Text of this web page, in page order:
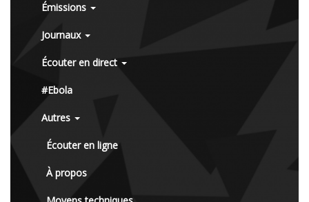
Émissions
Journaux
Écouter en direct
#Ebola
Autres
Écouter en ligne
À propos